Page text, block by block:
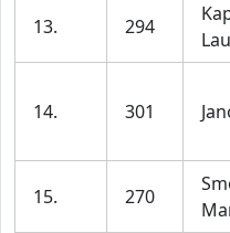
13. 294
14. 301
15. 270